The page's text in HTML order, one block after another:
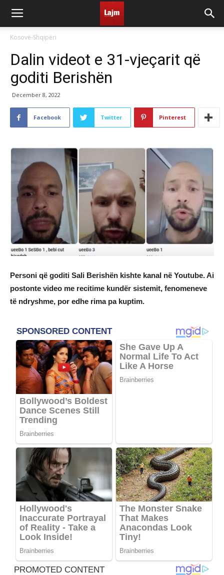
Kosovë-Shqipëri
Dalin videot e 31-vjeçarit që
goditi Berishën
December 8, 2022
Facebook Twitter Pinterest
Personi që goditi Sali Berishën kishte kanal në Youtube. Ai
postonte video me recitime kundër sistemit, fenomeneve
të ndryshme, por edhe rima pa kuptim.